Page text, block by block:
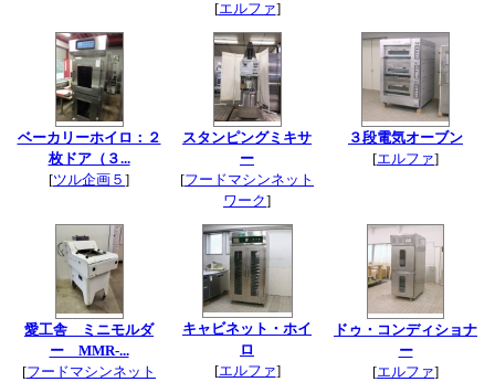
[エルファ]
ベーカリーホイロ：２
枚ドア（３...
[ツル企画５ ]
スタンピングミキサ
ー
[フードマシンネット
ワーク]
３段電気オーブン
[エルファ]
愛工舎 ミニモルダ
ー MMR-...
[フードマシンネット
キャビネット・ホイ
ロ
[エルファ]
ドゥ・コンディショナ
ー
[エルファ]